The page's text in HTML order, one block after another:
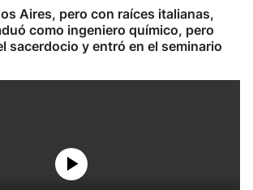
Aires, pero con raíces italianas,
como ingeniero químico, pero
sacerdocio y entró en el seminario